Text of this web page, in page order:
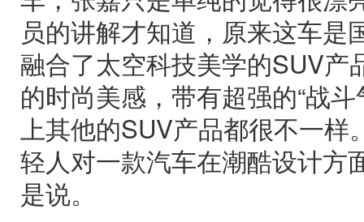
员的讲解才知道，原来这车是
融合了太空科技美学的SUV产
的时尚美感，带有超强的“战
上其他的SUV产品都很不一样
轻人对一款汽车在潮酷设计方
是说。